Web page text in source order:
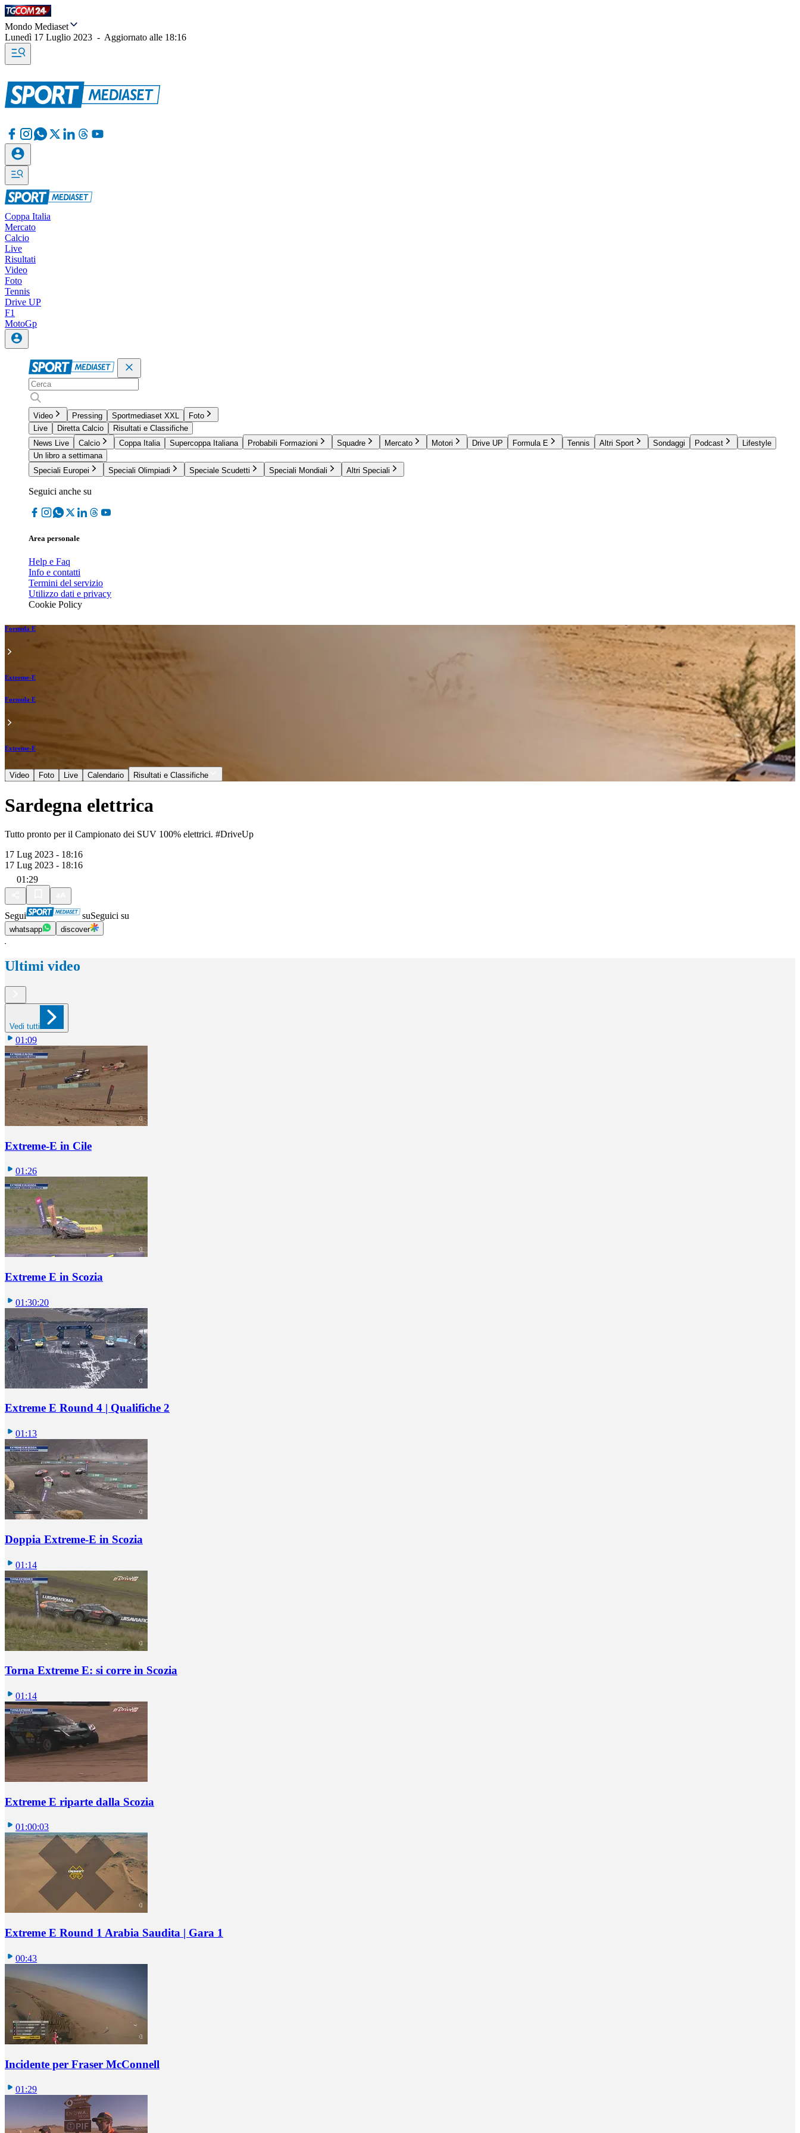
Mondo Mediaset
Lunedì 17 Luglio 2023 - Aggiornato alle 18:16
Coppa Italia
Mercato
Calcio
Live
Risultati
Video
Foto
Tennis
Drive UP
F1
MotoGp
Video Pressing Sportmediaset XXL
Foto
Live
Diretta Calcio
Risultati e Classifiche
News Live
Calcio Coppa Italia Supercoppa Italiana Probabili Formazioni Squadre Mercato Motori Drive UP Formula E Tennis Altri Sport Sondaggi Podcast
Lifestyle
Un libro a settimana
Speciali Europei
Speciali Olimpiadi Speciale Scudetti Speciali Mondiali Altri Speciali
Seguici anche su
Area personale
Help e Faq
Info e contatti
Termini del servizio
Utilizzo dati e privacy
Cookie Policy
Formula E
Extreme-E
Formula E
Extreme-E
Video Foto Live Calendario Risultati e Classifiche
Sardegna elettrica
Tutto pronto per il Campionato dei SUV 100% elettrici. #DriveUp
17 Lug 2023 - 18:16
17 Lug 2023 - 18:16
01:29
Segui suSeguici su
whatsapp discover
Ultimi video
Vedi tutti
01:09
Extreme-E in Cile
01:26
Extreme E in Scozia
01:30:20
Extreme E Round 4 | Qualifiche 2
01:13
Doppia Extreme-E in Scozia
01:14
Torna Extreme E: si corre in Scozia
01:14
Extreme E riparte dalla Scozia
01:00:03
Extreme E Round 1 Arabia Saudita | Gara 1
00:43
Incidente per Fraser McConnell
01:29